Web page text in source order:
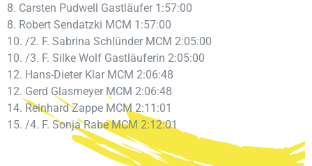
8. Carsten Pudwell Gastläufer 1:57:00
8. Robert Sendatzki MCM 1:57:00
10. /2. F. Sabrina Schlünder MCM 2:05:00
10. /3. F. Silke Wolf Gastläuferin 2:05:00
12. Hans-Dieter Klar MCM 2:06:48
12. Gerd Glasmeyer MCM 2:06:48
14. Reinhard Zappe MCM 2:11:01
15. /4. F. Sonja Rabe MCM 2:12:01